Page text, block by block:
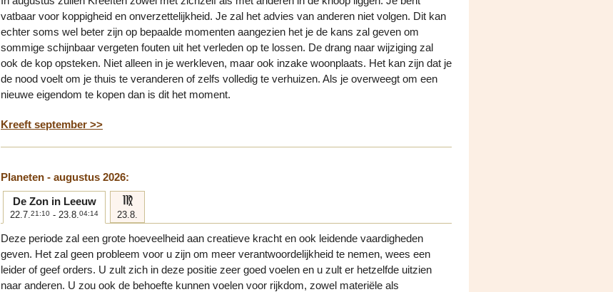
vatbaar voor koppigheid en onverzettelijkheid. Je zal het advies van anderen niet volgen. Dit kan
echter soms wel beter zijn op bepaalde momenten aangezien het je de kans zal geven om
sommige schijnbaar vergeten fouten uit het verleden op te lossen. De drang naar wijziging zal
ook de kop opsteken. Niet alleen in je werkleven, maar ook inzake woonplaats. Het kan zijn dat je
de nood voelt om je thuis te veranderen of zelfs volledig te verhuizen. Als je overweegt om een
nieuwe eigendom te kopen dan is dit het moment.
Kreeft september >>
Planeten - augustus 2026:
De Zon in Leeuw
22.7. 21:10 - 23.8. 04:14
f
23.8.
Deze periode zal een grote hoeveelheid aan creatieve kracht en ook leidende vaardigheden
geven. Het zal geen probleem voor u zijn om meer verantwoordelijkheid te nemen, wees een
leider of geef orders. U zult zich in deze positie zeer goed voelen en u zult er hetzelfde uitzien
naar anderen. U zou ook de behoefte kunnen voelen voor rijkdom, zowel materiële als